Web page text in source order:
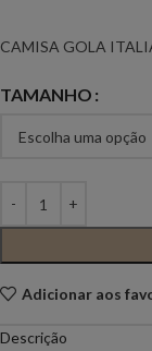
CAMISA GOLA
TAMANHO
Adicionar aos
Descrição